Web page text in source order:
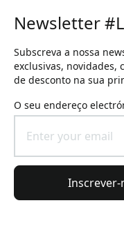
Newsletter
Subscreva a nossa
exclusivas, novidades,
de desconto na sua
O seu endereço
Inscrever-